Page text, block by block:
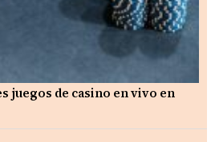
juegos de casino en vivo en